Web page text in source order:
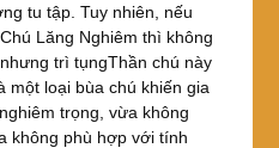
tu tập. Tuy nhiên, nếu
Lăng Nghiêm thì không
trì tụngThần chú này
một loại bùa chú khiến gia
trọng, vừa không
không phù hợp với tính